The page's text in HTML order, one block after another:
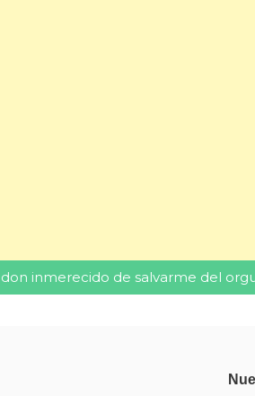
don inmerecido de salvarme del